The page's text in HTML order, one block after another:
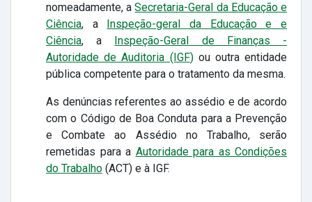
nomeadamente, aSecretaria-Geral da Educação e
Ciência, a Inspeção-geral da Educação e e
Ciência, a Inspeção-Geral de Finanças -
Autoridade de Auditoria (IGF)ou outra entidade
pública competente para o tratamento da mesma.
As denúncias referentes ao assédio e de acordo
com o Código de Boa Conduta para a Prevenção
e Combate ao Assédio no Trabalho, serão
remetidas para a Autoridade para as Condições
do Trabalho (ACT) e à IGF.